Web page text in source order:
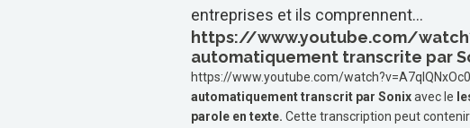
entreprises et ils comprennent...
https://www.youtube.com/
automatiquement transcrite par
https://www.youtube.com/
automatiquement transcrit par Sonixavec le
parole en texte. Cette transcription peut contenir